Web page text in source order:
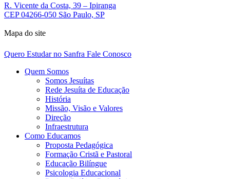
R. Vicente da Costa, 39 – Ipiranga
CEP 04266-050 São Paulo, SP
Mapa do site
Quero Estudar no Sanfra Fale Conosco
Quem Somos
Somos Jesuítas
Rede Jesuíta de Educação
História
Missão, Visão e Valores
Direção
Infraestrutura
Como Educamos
Proposta Pedagógica
Formação Cristã e Pastoral
Educação Bilíngue
Psicologia Educacional